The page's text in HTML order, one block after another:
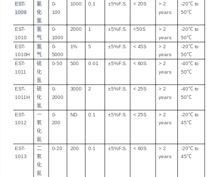
EST-
1009
氰
化
氢
0-
100
1000 0.1 ±5%F.S. < 20S
> 2
years
-20℃to
50℃
EST-
1010
氢
气
0-
1000
2000 1 ±5%F.S. <50S
> 2
years
-20℃to
50℃
EST-
1010H
氢
气
0-
5000
1% 5 ±5%F.S. < 45S > 2
years
-20℃to
50℃
EST-
1011
硫
化
氢
0-50 500 0.01 ±5%F.S. < 60S > 2
years
-40℃to
50℃
EST-
1011H
硫
化
氢
0-
2000
3000 2 ±5%F.S. < 25S > 2
years
-40℃to
50℃
EST-
1012
一
氧
化
氮
0-
200
ND 0.1 ±5%F.S. < 25S > 2
years
-20℃to
45℃
EST-
1013
二
氧
化
氮
0-20 200 0.1 ±5%F.S. < 60S > 2
years
-20℃to
45℃